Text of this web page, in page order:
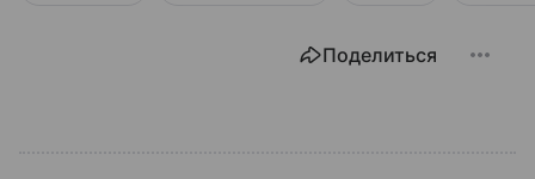
Поделиться